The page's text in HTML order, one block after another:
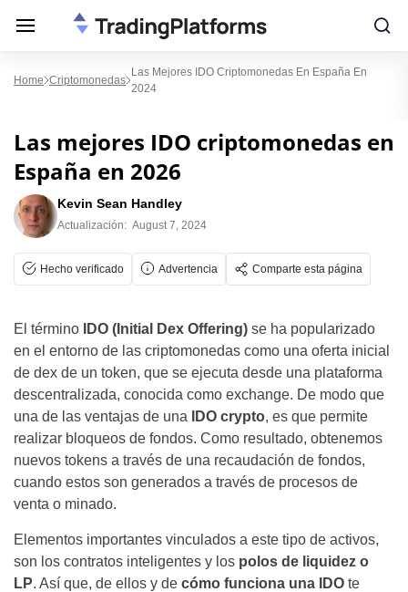
Home Criptomonedas
Las Mejores IDO Criptomonedas En España En
2024
Las mejores IDO criptomonedas en
España en 2026
Kevin Sean Handley
Actualización: August 7, 2024
Hecho verificado Advertencia Comparte esta página
El término IDO (Initial Dex Offering) se ha popularizado
en el entorno de las criptomonedas como una oferta inicial
de dex de un token, que se ejecuta desde una plataforma
descentralizada, conocida como exchange. De modo que
una de las ventajas de una
IDO crypto, es que permite
realizar bloqueos de fondos. Como resultado, obtenemos
nuevos tokens a través de una recaudación de fondos,
cuando estos son generados a través de procesos de
venta o minado.
Elementos importantes vinculados a este tipo de activos,
son los contratos inteligentes y los polos de liquidez o
LP. Así que, de ellos y de cómo funciona una IDO te